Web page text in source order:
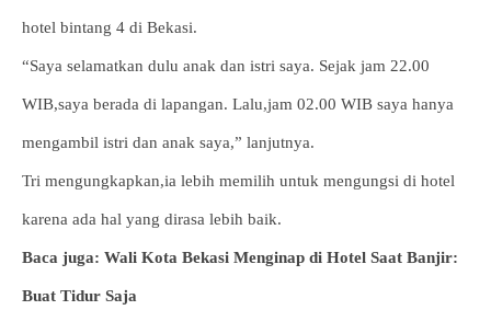
hotel bintang 4 di Bekasi.
“Saya selamatkan dulu anak dan istri saya. Sejak jam 22.00
WIB,saya berada di lapangan. Lalu,jam 02.00 WIB saya hanya
mengambil istri dan anak saya,” lanjutnya.
Tri mengungkapkan,ia lebih memilih untuk mengungsi di hotel
karena ada hal yang dirasa lebih baik.
Baca juga: Wali Kota Bekasi Menginap di Hotel Saat Banjir:
Buat Tidur Saja